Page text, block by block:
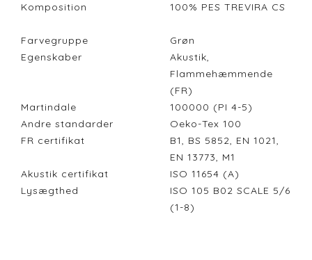
Komposition
100% PES TREVIRA CS
Farvegruppe
Grøn
Egenskaber
Akustik,
Flammehæmmende
(FR)
Martindale
100000 (PI 4-5)
Andre standarder
Oeko-Tex 100
FR certifikat
B1, BS 5852, EN 1021,
EN 13773, M1
Akustik certifikat
ISO 11654 (A)
Lysægthed
ISO 105 B02 SCALE 5/6
(1-8)